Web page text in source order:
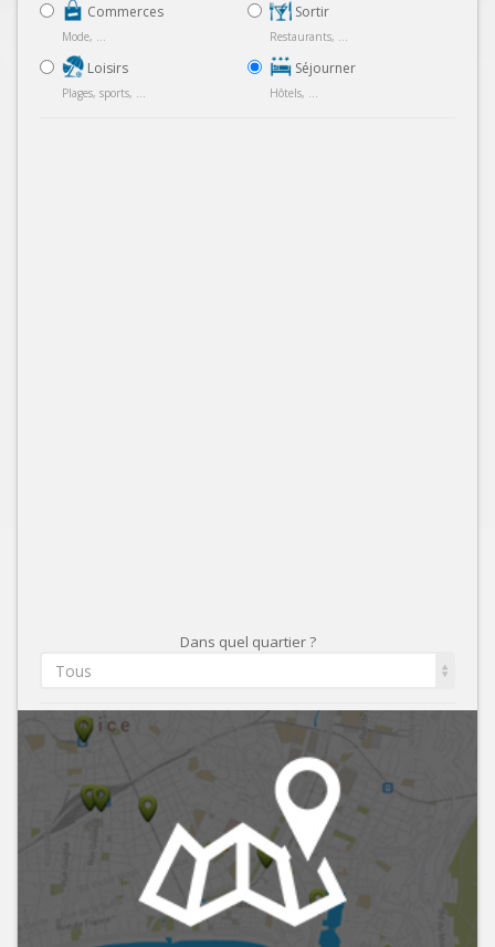
Commerces
Mode, ...
Loisirs
Plages, sports, ...
Sortir
Restaurants, ...
Séjourner
Hôtels, ...
Dans quel quartier ?
Tous